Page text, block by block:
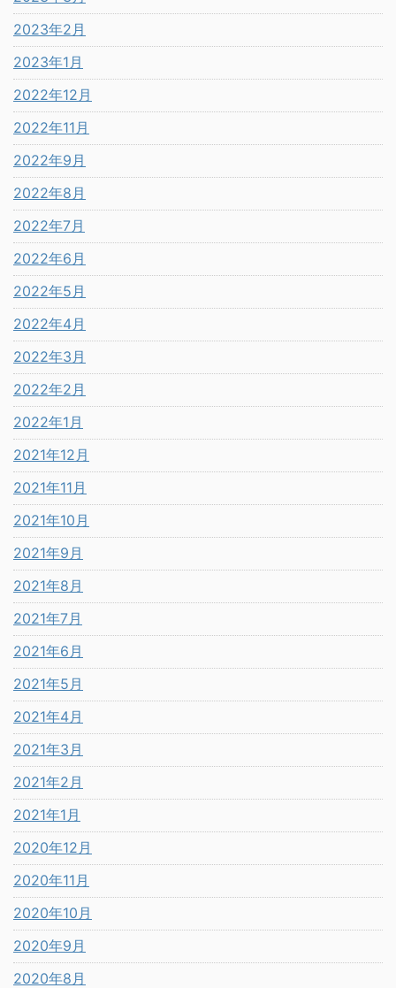
2023年2月
2023年1月
2022年12月
2022年11月
2022年9月
2022年8月
2022年7月
2022年6月
2022年5月
2022年4月
2022年3月
2022年2月
2022年1月
2021年12月
2021年11月
2021年10月
2021年9月
2021年8月
2021年7月
2021年6月
2021年5月
2021年4月
2021年3月
2021年2月
2021年1月
2020年12月
2020年11月
2020年10月
2020年9月
2020年8月